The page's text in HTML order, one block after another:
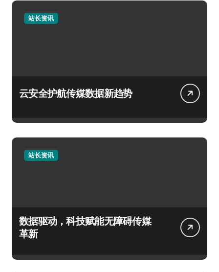
站长资讯
云安全护航传媒数据新趋势
站长资讯
数据驱动，科技赋能无障碍传媒
革新